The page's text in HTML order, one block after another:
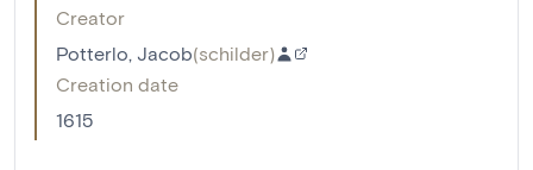
Creator
Potterlo, Jacob(schilder)
Creation date
1615